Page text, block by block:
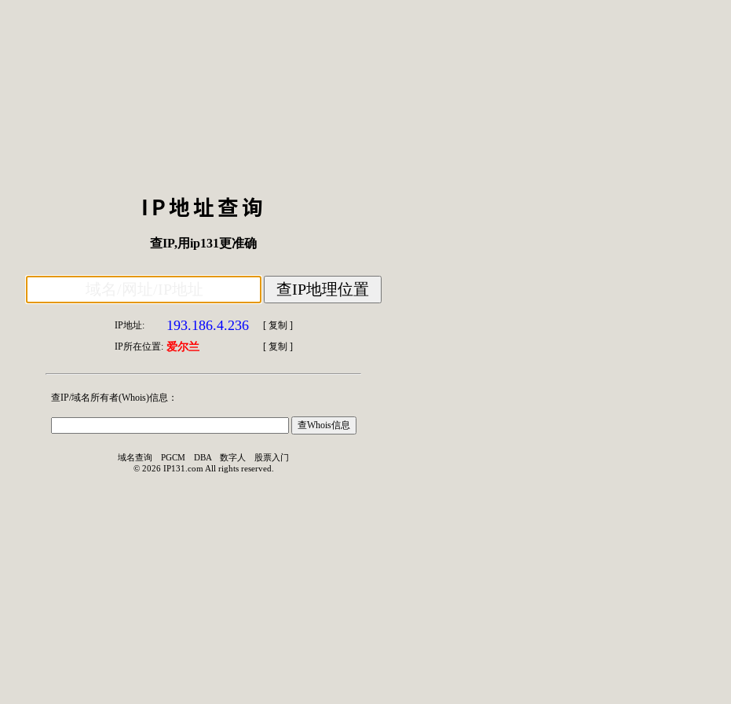
IP地址查询
查IP,用ip131更准确
IP地址: 193.186.4.236 [ 复制 ]
IP所在位置: 爱尔兰 [ 复制 ]
查IP/域名所有者(Whois)信息：
域名查询 PGCM DBA 数字人
股票入门
© 2026 IP131.com All rights reserved.